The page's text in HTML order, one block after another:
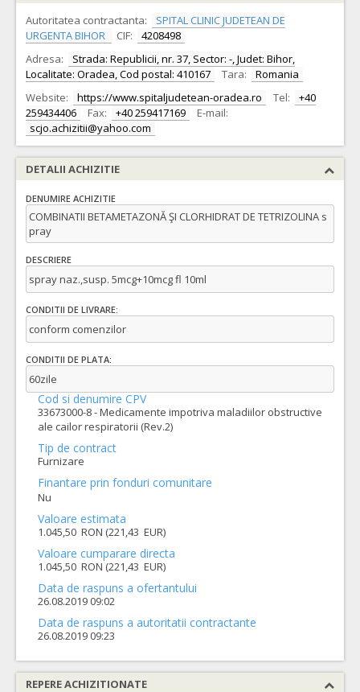
Autoritatea contractanta:
SPITAL CLINIC JUDETEAN DE
URGENTA BIHOR
CIF:
4208498
Adresa:
Strada: Republicii, nr. 37, Sector: -, Judet: Bihor,
Localitate: Oradea, Cod postal: 410167
Tara:
Romania
Website:
https://www.spitaljudetean-oradea.ro Tel:
+40
259434406
Fax: +40 259417169
E-mail:
scjo.achizitii@yahoo.com
DETALII ACHIZITIE
DENUMIRE ACHIZITIE
COMBINATII BETAMETAZONĂ ŞI CLORHIDRAT DE TETRIZOLINA s
pray
DESCRIERE
spray naz.,susp. 5mcg+10mcg fl 10ml
CONDITII DE LIVRARE:
conform comenzilor
CONDITII DE PLATA:
60zile
Cod si denumire CPV
33673000-8 - Medicamente impotriva maladiilor obstructive
ale cailor respiratorii (Rev.2)
Tip de contract
Furnizare
Finantare prin fonduri comunitare
Nu
Valoare estimata
1.045,50 RON (221,43 EUR)
Valoare cumparare directa
1.045,50 RON (221,43 EUR)
Data de raspuns a ofertantului
26.08.2019 09:02
Data de raspuns a autoritatii contractante
26.08.2019 09:23
REPERE ACHIZITIONATE